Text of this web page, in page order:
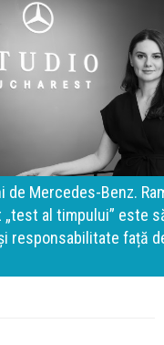
Pîrlog: Cel mai
constant, dar
siguranță și